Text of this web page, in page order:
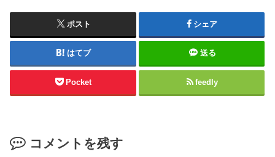
ポスト シェア
はてブ 送る
Pocket feedly
コメントを残す